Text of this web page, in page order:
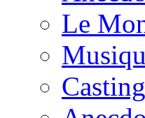
Le
Casting